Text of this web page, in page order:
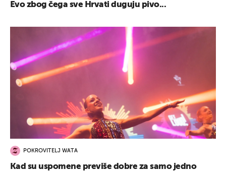
Evo zbog čega sve Hrvati duguju pivo...
POKROVITELJ WATA
Kad su uspomene previše dobre za samo jedno